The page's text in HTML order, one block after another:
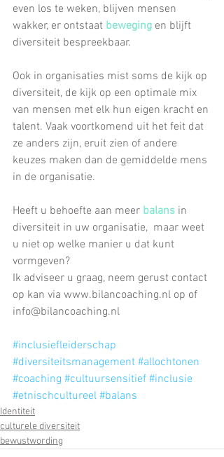
even los te weken, blijven mensen
wakker, er ontstaat beweging en blijft
diversiteit bespreekbaar.
Ook in organisaties mist soms de kijk op
diversiteit, de kijk op een optimale mix
van mensen met elk hun eigen kracht en
talent. Vaak voortkomend uit het feit dat
ze anders zijn, eruit zien of andere
keuzes maken dan de gemiddelde mens
in de organisatie.
Heeft u behoefte aan meer balans in
diversiteit in uw organisatie,  maar weet
u niet op welke manier u dat kunt
vormgeven?
Ik adviseer u graag, neem gerust contact
op kan via www.bilancoaching.nl op of
info@bilancoaching.nl
#inclusiefleiderschap
#diversiteitsmanagement #allochtonen
#coaching #cultuursensitief #inclusie
#etnischcultureel #balans
Identiteit
culturele diversiteit
bewustwording